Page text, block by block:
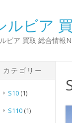
ルビア
ビア 買取 総合情報
カテゴリー
S10 (1)
S110 (1)